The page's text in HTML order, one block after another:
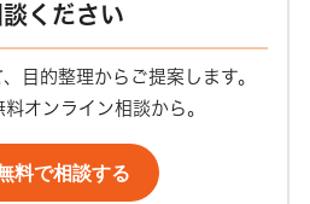
談ください
目的整理からご提案します。
オンライン相談から。
料で相談する